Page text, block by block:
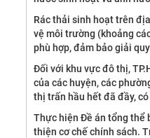
Rác thải sinh hoạt trên
vệ môi trường (khoảng
phù hợp, đảm bảo giải
Đối với khu vực đô thị,
của các huyện, các
thị trấn hầu hết đã đầy,
Thực hiện Đề án tổng thể
thiện cơ chế chính sách.